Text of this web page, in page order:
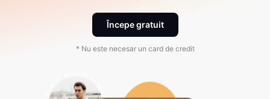
Începe gratuit
* Nu este necesar un card de credit